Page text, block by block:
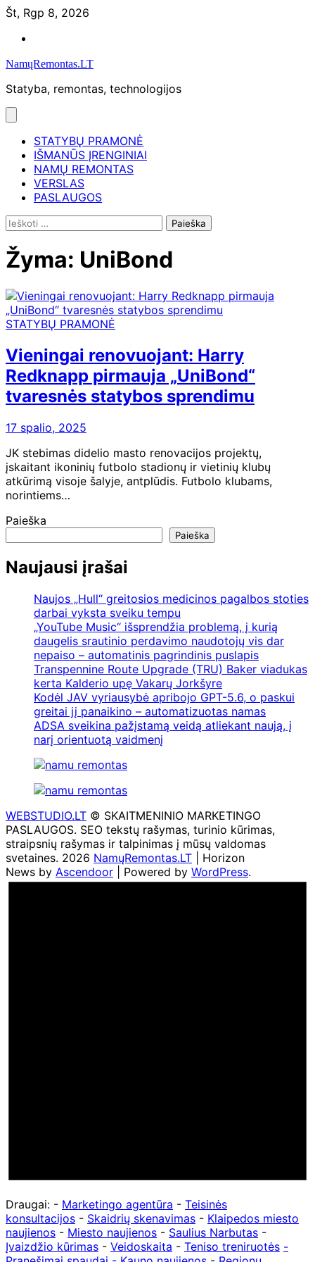
Skip
content
Št, Rgp 8, 2026
NamųRemontas.LT
Statyba, remontas, technologijos
STATYBŲ PRAMONĖ
IŠMANŪS ĮRENGINIAI
NAMŲ REMONTAS
VERSLAS
PASLAUGOS
Ieškoti:
Žyma: UniBond
STATYBŲ PRAMONĖ
Vieningai renovuojant: Harry
Redknapp pirmauja „UniBond“
tvaresnės statybos sprendimu
17 spalio, 2025
JK stebimas didelio masto renovacijos projektų,
įskaitant ikoninių futbolo stadionų ir vietinių klubų
atkūrimą visoje šalyje, antplūdis. Futbolo klubams,
norintiems…
Paieška
Paieška
Naujausi įrašai
Naujos „Hull“ greitosios medicinos pagalbos stoties
darbai vyksta sveiku tempu
„YouTube Music“ išsprendžia problemą, į kurią
daugelis srautinio perdavimo naudotojų vis dar
nepaiso – automatinis pagrindinis puslapis
Transpennine Route Upgrade (TRU) Baker viadukas
kerta Kalderio upę Vakarų Jorkšyre
Kodėl JAV vyriausybė apribojo GPT-5.6, o paskui
greitai jį panaikino – automatizuotas namas
ADSA sveikina pažįstamą veidą atliekant naują, į
narį orientuotą vaidmenį
WEBSTUDIO.LT © SKAITMENINIO MARKETINGO
PASLAUGOS. SEO tekstų rašymas, turinio kūrimas,
straipsnių rašymas ir talpinimas į mūsų valdomas
svetaines. 2026 NamųRemontas.LT | Horizon
News by Ascendoor | Powered by WordPress.
Draugai: - Marketingo agentūra - Teisinės
konsultacijos - Skaidrių skenavimas - Klaipedos miesto
naujienos - Miesto naujienos - Saulius Narbutas -
Įvaizdžio kūrimas - Veidoskaita - Teniso treniruotės -